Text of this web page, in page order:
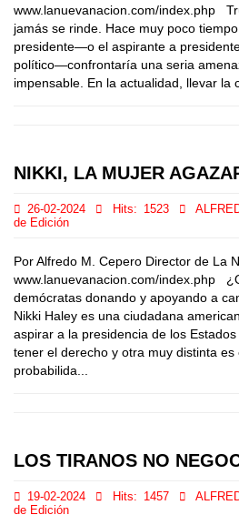
www.lanuevanacion.com/index.php
jamás se rinde. Hace muy poco
presidente—o el aspirante a
político—confrontaría una seria
impensable. En la actualidad, llevar la
NIKKI, LA MUJER
26-02-2024 Hits: 1523
de Edición
Por Alfredo M. Cepero Director de La
www.lanuevanacion.com/index.php
demócratas donando y apoyando a
Nikki Haley es una ciudadana
aspirar a la presidencia de los
tener el derecho y otra muy distinta es
probabilida...
LOS TIRANOS NO
19-02-2024 Hits: 1457
de Edición